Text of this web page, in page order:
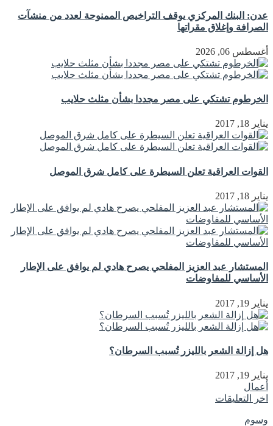
عدن: البنك المركزي يوقف التراخيص الممنوحة لعدد من منشآت
الصرافة وإغلاق مقراتها
أغسطس 06, 2026
الخرطوم تشتكي على مصر مجددا بشأن مثلث حلايب
يناير 18, 2017
القوات العراقية تعلن السيطرة على كامل شرق الموصل
يناير 18, 2017
المستشار عبد العزيز المفلحي يصرح هادي لم يوافق على الإطار
الأساسي للمفاوضات
يناير 19, 2017
هل إزالة الشعر بالليزر تُسبب السرطان؟
يناير 19, 2017
أعمال
اخر التعليقات
وسوم